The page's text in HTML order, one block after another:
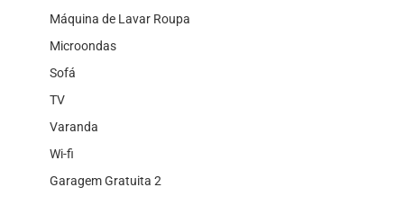
Máquina de Lavar Roupa
Microondas
Sofá
TV
Varanda
Wi-fi
Garagem Gratuita 2